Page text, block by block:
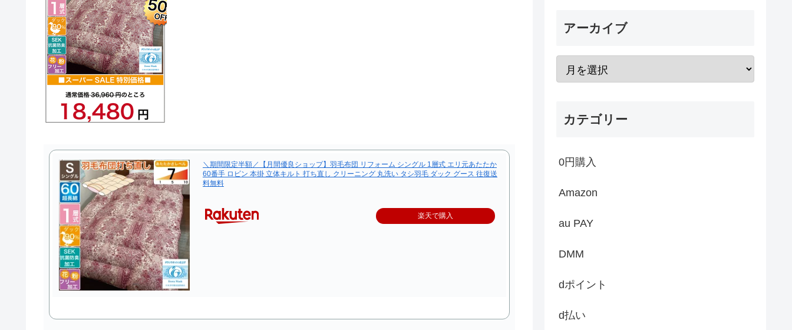
＼期間限定半額／【月間優良ショップ】羽毛布団 リフォーム シングル 1層式 エリ元あたたか
60番手 ロビン 本掛 立体キルト 打ち直し クリーニング 丸洗い タシ羽毛 ダック グース 往復送
料無料
楽天で購入
アーカイブ
カテゴリー
0円購入
Amazon
au PAY
DMM
dポイント
d払い